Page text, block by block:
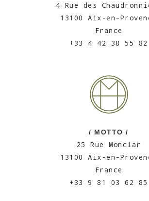
4 Rue des
13100 Aix-en-
France
+33 4 42 38 55 82
/ MOTTO /
25 Rue Monclar
13100 Aix-en-
France
+33 9 81 03 62 85